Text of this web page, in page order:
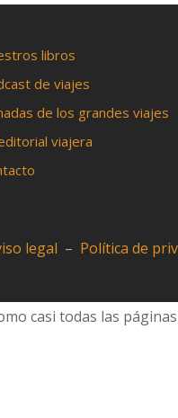
libros
de viajes
de los grandes viajes
viajera
legal – Política de
casi todas las